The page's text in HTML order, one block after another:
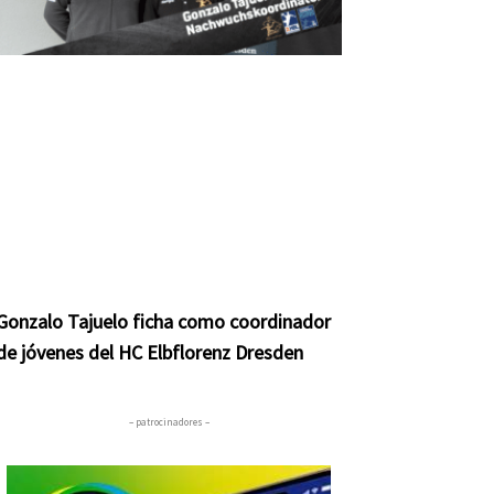
Tajuelo ficha como coordinador
jóvenes del HC Elbflorenz Dresden
– patrocinadores –